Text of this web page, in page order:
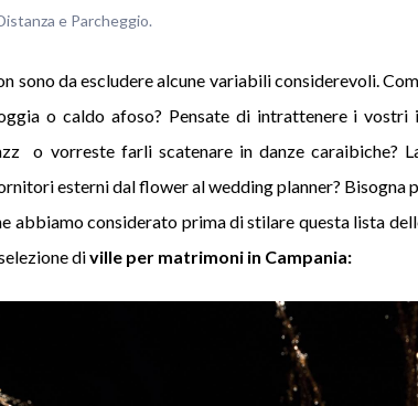
e Parcheggio.
sono da escludere alcune variabili considerevoli.
o caldo afoso? Pensate di intrattenere i
o vorreste farli scatenare in danze caraibiche?
esterni dal flower al wedding planner? Bisogna
abbiamo considerato prima di stilare questa lista
diville per matrimoni in Campania: